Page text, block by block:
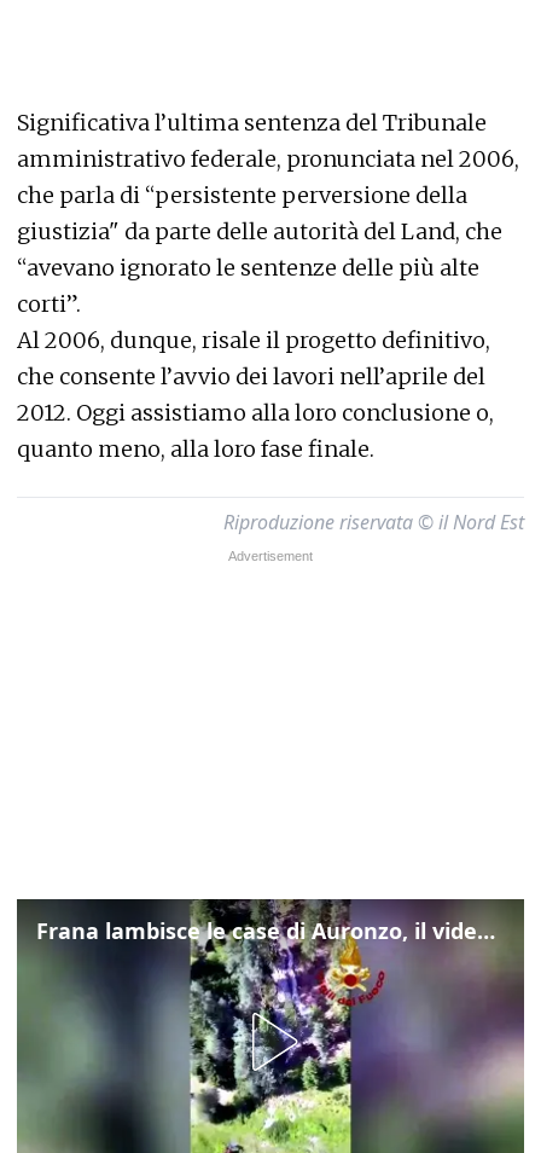
Significativa l’ultima sentenza del Tribunale
amministrativo federale, pronunciata nel 2006,
che parla di “persistente perversione della
giustizia" da parte delle autorità del Land, che
“avevano ignorato le sentenze delle più alte
corti”.
Al 2006, dunque, risale il progetto definitivo,
che consente l’avvio dei lavori nell’aprile del
2012. Oggi assistiamo alla loro conclusione o,
quanto meno, alla loro fase finale.
Riproduzione riservata © il Nord Est
Frana lambisce le case di Auronzo, il video dall'elicottero dei vigili del fuoco